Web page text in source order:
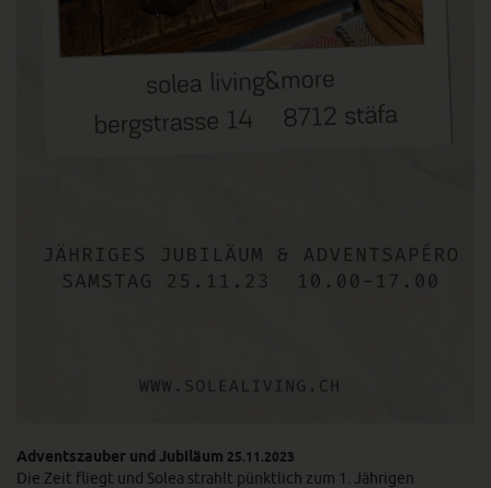
Adventszauber und Jubiläum 25.11.2023
Die Zeit fliegt und Solea strahlt pünktlich zum 1. Jährigen